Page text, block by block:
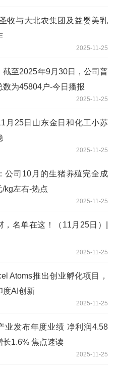
牧与大北农集团及益婴美乳
2025-11-25
截至2025年9月30日，公司普
数为45804户-今日播报
2025-11-25
月25日山东金日和化工小苏
2025-11-25
公司10月的生猪养殖完全成
kg左右-热点
2025-11-25
，名单在这！（11月25日）|
2025-11-25
Atoms推出创业孵化项目，
度AI创新
2025-11-25
业发布年度业绩 净利润4.58
长1.6% 焦点速读
2025-11-25